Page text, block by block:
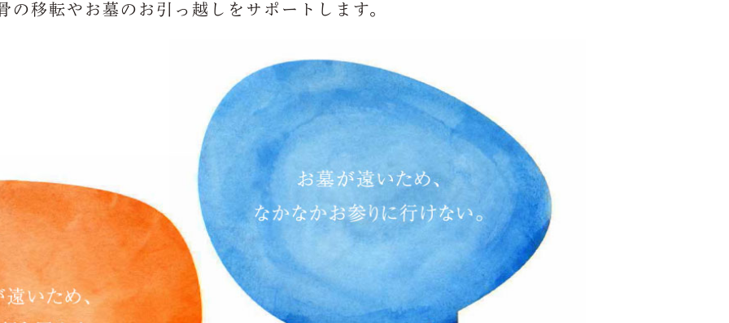
の移転やお墓のお引っ越しをサポートします。